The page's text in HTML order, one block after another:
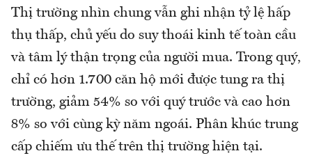
Thị trường nhìn chung vẫn ghi nhận tỷ lệ hấp
thụ thấp, chủ yếu do suy thoái kinh tế toàn cầu
và tâm lý thận trọng của người mua. Trong quý,
chỉ có hơn 1.700 căn hộ mới được tung ra thị
trường, giảm 54% so với quý trước và cao hơn
8% so với cùng kỳ năm ngoái. Phân khúc trung
cấp chiếm ưu thế trên thị trường hiện tại.